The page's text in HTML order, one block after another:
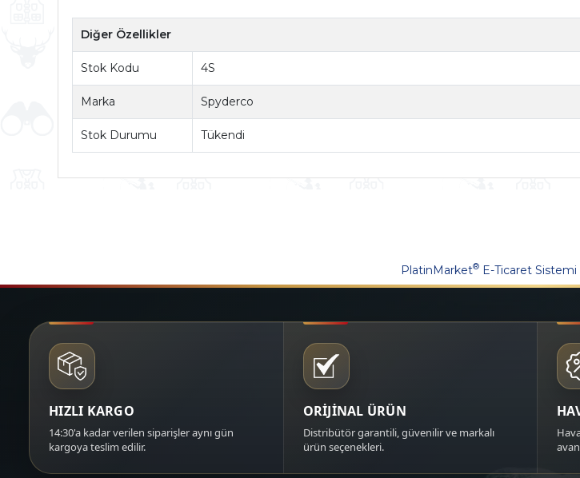
Diğer Özellikler
Stok Kodu 4S
Marka Spyderco
Stok Durumu Tükendi
PlatinMarket® E-Ticaret Sistemi
HIZLI KARGO
14:30'a kadar verilen siparişler aynı gün
kargoya teslim edilir.
ORİJİNAL ÜRÜN
Distribütör garantili, güvenilir ve markalı
ürün seçenekleri.